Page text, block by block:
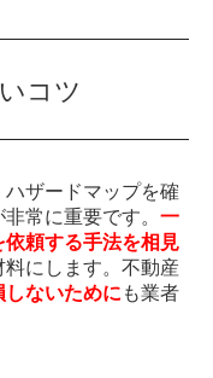
コツ
ザードマップを確
常に重要です。 一
頼する手法を相見
にします。不動産
ないために も業者